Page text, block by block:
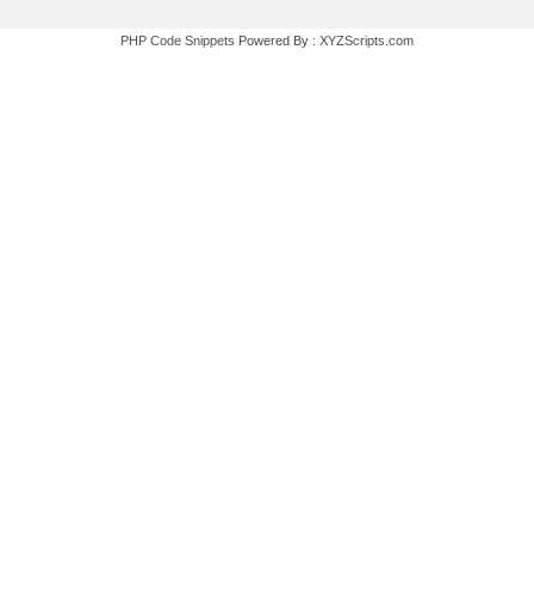
PHP Code Snippets Powered By : XYZScripts.com